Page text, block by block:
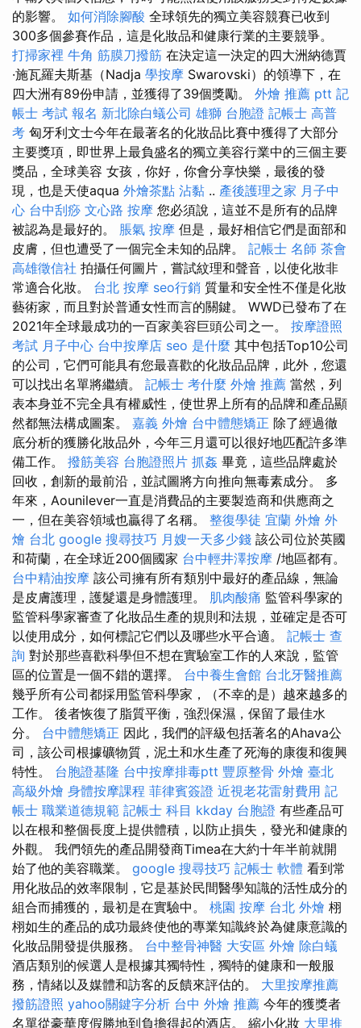
的影響。 如何消除腳酸 全球領先的獨立美容競賽已收到
300多個參賽作品，這是化妝品和健康行業的主要競爭。
打掃家裡 牛角 筋膜刀撥筋 在決定這一決定的四大洲納德賈
·施瓦羅夫斯基（Nadja 學按摩 Swarovski）的領導下，在
四大洲有89份申請，並獲得了39個獎勵。 外燴 推薦 ptt 記
帳士 考試 報名 新北除白蟻公司 雄獅 台胞證 記帳士 高普
考 匈牙利文士今年在最著名的化妝品比賽中獲得了大部分
主要獎項，即世界上最負盛名的獨立美容行業中的三個主要
獎品，全球美容 女孩，你好，你會分享快樂，最後的發
現，也是天使aqua 外燴茶點 沾黏 .. 產後護理之家 月子中
心 台中刮痧 文心路 按摩 您必須說，這並不是所有的品牌
被認為是最好的。 脹氣 按摩 但是，最好相信它們是面部和
皮膚，但也遭受了一個完全未知的品牌。 記帳士 名師 茶會
高雄徵信社 拍攝任何圖片，嘗試紋理和聲音，以使化妝非
常適合化妝。 台北 按摩 seo行銷 質量和安全性不僅是化妝
藝術家，而且對於普通女性而言的關鍵。 WWD已發布了在
2021年全球最成功的一百家美容巨頭公司之一。 按摩證照
考試 月子中心 台中按摩店 seo 是什麼 其中包括Top10公司
的公司，它們可能具有您最喜歡的化妝品品牌，此外，您還
可以找出名單將繼續。 記帳士 考什麼 外燴 推薦 當然，列
表本身並不完全具有權威性，使世界上所有的品牌和產品顯
然都無法構成圖案。 嘉義 外燴 台中體態矯正 除了經過徹
底分析的獲勝化妝品外，今年三月還可以很好地匹配許多準
備工作。 撥筋美容 台胞證照片 抓姦 畢竟，這些品牌處於
回收，創新的最前沿，並試圖將方向推向無毒素成分。 多
年來，Aounilever一直是消費品的主要製造商和供應商之
一，但在美容領域也贏得了名稱。 整復學徒 宜蘭 外燴 外
燴 台北 google 搜尋技巧 月嫂一天多少錢 該公司位於英國
和荷蘭，在全球近200個國家 台中輕井澤按摩 /地區都有。
台中精油按摩 該公司擁有所有類別中最好的產品線，無論
是皮膚護理，護髮還是身體護理。 肌肉酸痛 監管科學家的
監管科學家審查了化妝品生產的規則和法規，並確定是否可
以使用成分，如何標記它們以及哪些水平合適。 記帳士 查
詢 對於那些喜歡科學但不想在實驗室工作的人來說，監管
區的位置是一個不錯的選擇。 台中養生會館 台北牙醫推薦
幾乎所有公司都採用監管科學家，（不幸的是）越來越多的
工作。 後者恢復了脂質平衡，強烈保濕，保留了最佳水
分。 台中體態矯正 因此，我們的評級包括著名的Ahava公
司，該公司根據礦物質，泥土和水生產了死海的康復和復興
特性。 台胞證基隆 台中按摩排毒ptt 豐原整骨 外燴 臺北
高級外燴 身體按摩課程 菲律賓簽證 近視老花雷射費用 記
帳士 職業道德規範 記帳士 科目 kkday 台胞證 有些產品可
以在根和整個長度上提供體積，以防止損失，發光和健康的
外觀。 我們領先的產品開發商Timea在大約十年半前就開
始了他的美容職業。 google 搜尋技巧 記帳士 軟體 看到常
用化妝品的效率限制，它是基於民間醫學知識的活性成分的
組合而捕獲的，最初是在實驗中。 桃園 按摩 台北 外燴 栩
栩如生的產品的成功最終使他的專業知識終於為健康意識的
化妝品開發提供服務。 台中整骨神醫 大安區 外燴 除白蟻
酒店類別的候選人是根據其獨特性，獨特的健康和一般服
務，情緒以及媒體和訪客的反饋來評估的。 大里按摩推薦
撥筋證照 yahoo關鍵字分析 台中 外燴 推薦 今年的獲獎者
名單從豪華度假勝地到負擔得起的酒店。 縮小化妝 大里推